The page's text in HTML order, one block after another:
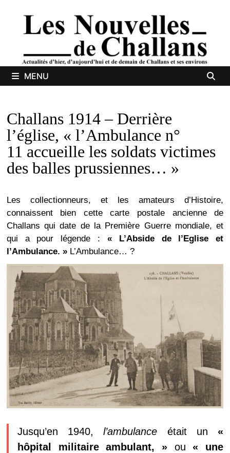
MENU
Challans 1914 – Derrière
l’église, « l’Ambulance n°
11 accueille les soldats victimes
des balles prussiennes… »
Les collectionneurs, et les amateurs d’Histoire,
connaissent bien cette carte postale ancienne de
Challans qui date de la Première Guerre mondiale, et
qui a pour légende : « L’Abside de l’Eglise et
l’Ambulance. »L’Ambulance… ?
Jusqu’en 1940,l’ambulance était un «
hôpital militaire ambulant, » ou « une